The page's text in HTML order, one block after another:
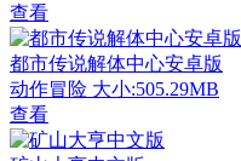
查看
都市传说解体中心安卓版
动作冒险 大小:505.29MB
查看